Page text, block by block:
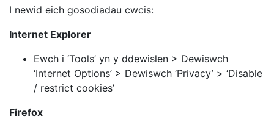
I newid eich gosodiadau cwcis:
Internet Explorer
Ewch i ‘Tools’ yn y ddewislen > Dewiswch
‘Internet Options’ > Dewiswch ‘Privacy’ > ‘Disable
/ restrict cookies’
Firefox